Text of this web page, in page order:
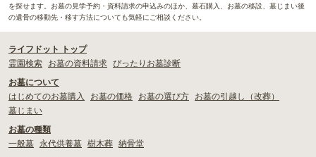
を探せます。お墓の見学予約・資料請求の申込みのほか、墓石購入、お墓の移設、墓じまい後
の遺骨の移動先・移す方法についても気軽にご相談ください。
ライフドット トップ
霊園検索
お墓の資料請求 ぴったりお墓診断
お墓について
はじめてのお墓購入
お墓の価格 お墓の選び方
お墓の引越し（改葬）
墓じまい
お墓の種類
一般墓
永代供養墓 樹木葬 納骨堂